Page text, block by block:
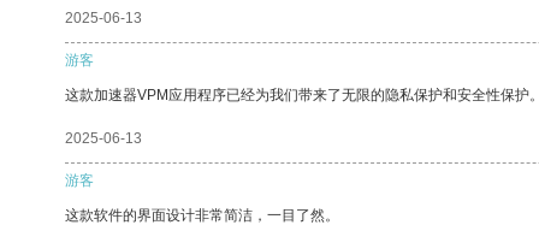
2025-06-13
游客
这款加速器VPM应用程序已经为我们带来了无限的隐私保护和安全性保护
2025-06-13
游客
这款软件的界面设计非常简洁，一目了然。